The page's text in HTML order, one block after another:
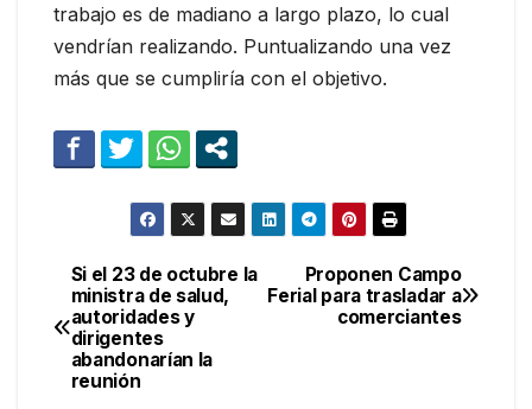
trabajo es de madiano a largo plazo, lo cual
vendrían realizando. Puntualizando una vez
más que se cumpliría con el objetivo.
Navegación
de
entradas
Proponen Campo
Ferial para trasladar a
comerciantes
Si el 23 de octubre la
ministra de salud,
autoridades y
dirigentes
abandonarían la
reunión